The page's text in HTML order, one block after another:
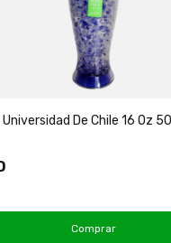
De Chile 16 Oz
Comprar